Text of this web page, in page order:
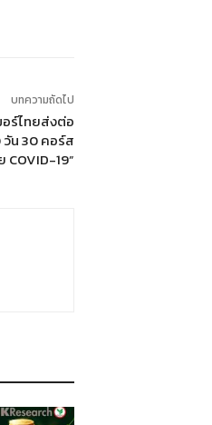
บทความถัดไป
อร์ไทยส่งต่อ
วัน 30 คอร์ส
COVID-19”